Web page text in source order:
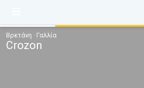
Βρετάνη · Γαλλία
Crozon